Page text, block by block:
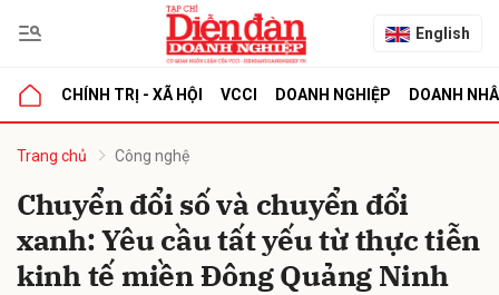
English
CHÍNH TRỊ - XÃ HỘI VCCI DOANH NGHIỆP DOANH
Trang chủ Công nghệ
Chuyển đổi số và chuyển đổi
xanh: Yêu cầu tất yếu từ thực tiễn
kinh tế miền Đông Quảng Ninh
luận